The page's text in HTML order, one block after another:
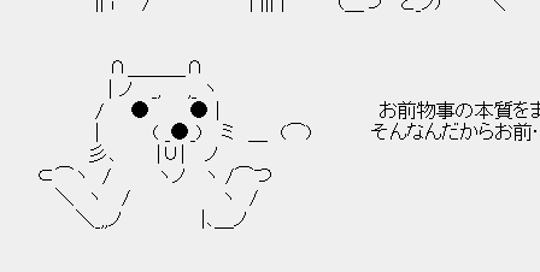
∩＿＿＿∩
| ノ _, ,_ ヽ
/ ● ● | お前物事の本質をまったく捕
| ( _●_) ミ ＿ (⌒) そんなんだからお前……“自分
彡､ |∪| ノ
⊂⌒ヽ / ヽノ ヽ /⌒つ
＼ ヽ / ヽ /
＼_,,ノ |､＿ノ